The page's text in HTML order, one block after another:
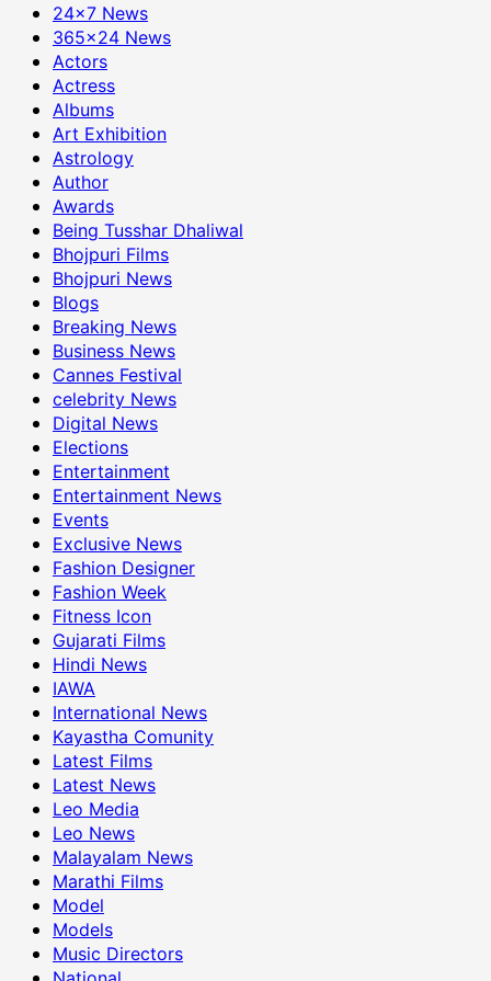
24×7 News
365×24 News
Actors
Actress
Albums
Art Exhibition
Astrology
Author
Awards
Being Tusshar Dhaliwal
Bhojpuri Films
Bhojpuri News
Blogs
Breaking News
Business News
Cannes Festival
celebrity News
Digital News
Elections
Entertainment
Entertainment News
Events
Exclusive News
Fashion Designer
Fashion Week
Fitness Icon
Gujarati Films
Hindi News
IAWA
International News
Kayastha Comunity
Latest Films
Latest News
Leo Media
Leo News
Malayalam News
Marathi Films
Model
Models
Music Directors